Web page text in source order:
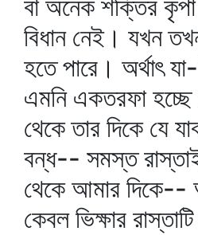
বা অনেক শক্তির
বিধান নেই। যখন
হতে পারে। অর্থাৎ
এমনি একতরফা
থেকে তার দিকে যে
বন্ধ-- সমস্ত
থেকে আমার দিকে--
কেবল ভিক্ষার